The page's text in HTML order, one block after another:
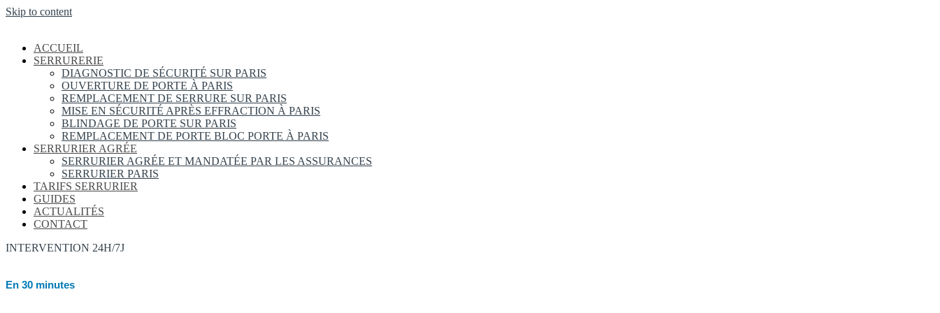
Skip to content
ACCUEIL
SERRURERIE
DIAGNOSTIC DE SÉCURITÉ SUR PARIS
OUVERTURE DE PORTE À PARIS
REMPLACEMENT DE SERRURE SUR PARIS
MISE EN SÉCURITÉ APRÈS EFFRACTION À PARIS
BLINDAGE DE PORTE SUR PARIS
REMPLACEMENT DE PORTE BLOC PORTE À PARIS
SERRURIER AGRÉE
SERRURIER AGRÉE ET MANDATÉE PAR LES ASSURANCES
SERRURIER PARIS
TARIFS SERRURIER
GUIDES
ACTUALITÉS
CONTACT
INTERVENTION 24H/7J
En 30 minutes